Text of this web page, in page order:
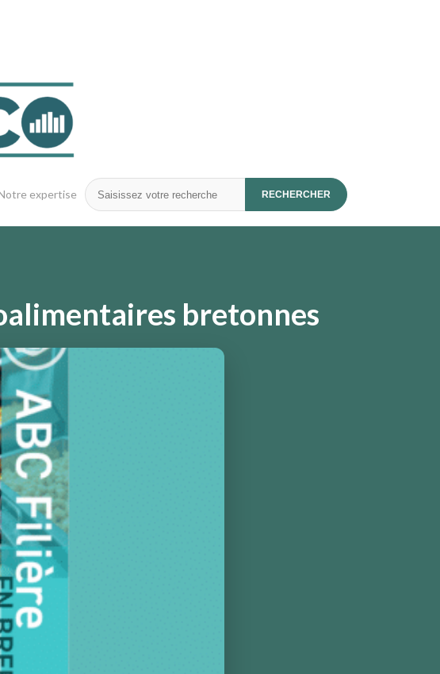
expertise
Rechercher
RECHERCHER
bretonnes